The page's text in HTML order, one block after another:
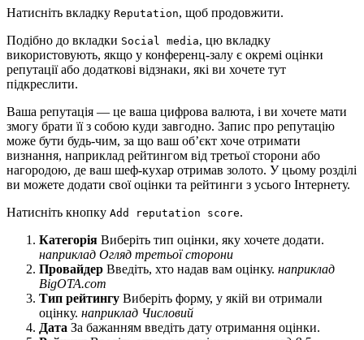
Натисніть вкладку Reputation, щоб продовжити.
Подібно до вкладки Social media, цю вкладку
використовують, якщо у конференц-залу є окремі оцінки
репутації або додаткові відзнаки, які ви хочете тут
підкреслити.
Ваша репутація — це ваша цифрова валюта, і ви хочете мати
змогу брати її з собою куди завгодно. Запис про репутацію
може бути будь-чим, за що ваш об’єкт хоче отримати
визнання, наприклад рейтингом від третьої сторони або
нагородою, де ваш шеф-кухар отримав золото. У цьому розділі
ви можете додати свої оцінки та рейтинги з усього Інтернету.
Натисніть кнопку Add reputation score.
Категорія Виберіть тип оцінки, яку хочете додати.
наприклад Огляд третьої сторони
Провайдер Введіть, хто надав вам оцінку. наприклад
BigOTA.com
Тип рейтингу Виберіть форму, у якій ви отримали
оцінку. наприклад Числовий
Дата За бажанням введіть дату отримання оцінки.